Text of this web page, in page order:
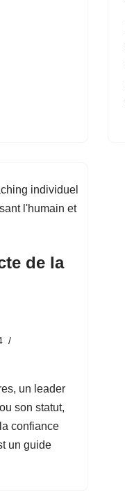
de la
un leader
son statut,
confiance
un guide